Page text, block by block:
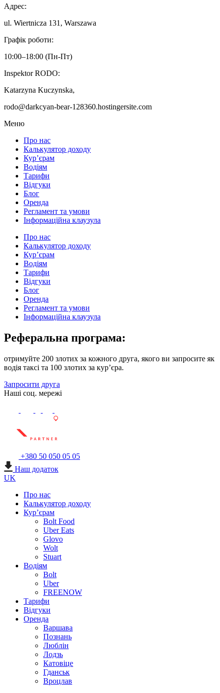
Адрес:
ul. Wiertnicza 131, Warszawa
Графік роботи:
‌10:00–18:00 (‌Пн-Пт)
Inspektor RODO:
Katarzyna Kuczynska,
rodo@darkcyan-bear-128360.hostingersite.com
Меню
Про нас
Калькулятор доходу
Кур’єрам
Водіям
Тарифи
Відгуки
Блог
Оренда
Регламент та умови
Інформаційна клаузула
Про нас
Калькулятор доходу
Кур’єрам
Водіям
Тарифи
Відгуки
Блог
Оренда
Регламент та умови
Інформаційна клаузула
Реферальна програма:
отримуйте 200 злотих за кожного друга, якого ви запросите як
водія таксі та 100 злотих за кур’єра.
Запросити друга
Наші соц. мережі
+380 50 050 05 05
Наш додаток
UK
Про нас
Калькулятор доходу
Кур’єрам
Bolt Food
Uber Eats
Glovo
Wolt
Stuart
Водіям
Bolt
Uber
FREENOW
Тарифи
Відгуки
Оренда
Варшава
Познань
Люблін
Лодзь
Катовіце
Гданськ
Вроцлав